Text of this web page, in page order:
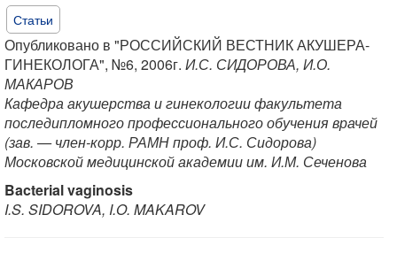
Статьи
Опубликовано в "РОССИЙСКИЙ ВЕСТНИК АКУШЕРА-
ГИНЕКОЛОГА", №6, 2006г. И.С. СИДОРОВА, И.О.
МАКАРОВ
Кафедра акушерства и гинекологии факультета
последипломного профессионального обучения врачей
(зав. — член-корр. РАМН проф. И.С. Сидорова)
Московской медицинской академии им. И.М. Сеченова
Bacterial vaginosis
I.S. SIDOROVA, I.O. MAKAROV